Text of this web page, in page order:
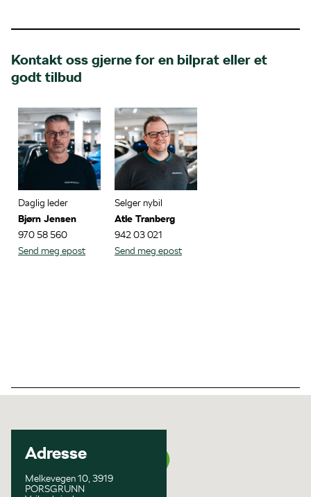
Kontakt oss gjerne for en bilprat eller et
godt tilbud
Daglig leder
Bjørn Jensen
970 58 560
Send meg epost
Selger nybil
Atle Tranberg
942 03 021
Send meg epost
Adresse
Melkevegen 10, 3919
PORSGRUNN